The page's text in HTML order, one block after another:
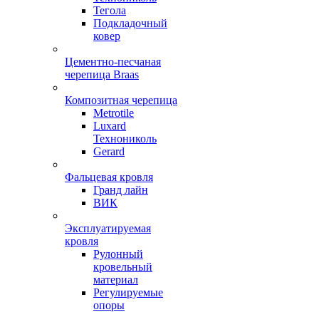
Тегола
Подкладочный
ковер
Цементно-песчаная
черепица Braas
Композитная черепица
Metrotile
Luxard
Технониколь
Gerard
Фальцевая кровля
Гранд лайн
ВИК
Эксплуатируемая
кровля
Рулонный
кровельный
материал
Регулируемые
опоры